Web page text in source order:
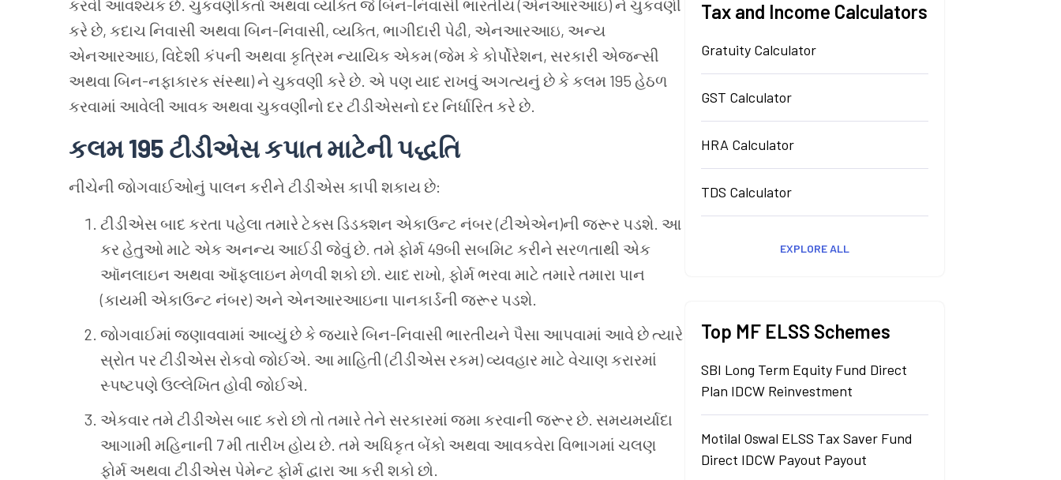
કરવી આવશ્યક છે. ચુકવણીકર્તા અથવા વ્યક્તિજે બિન-નિવાસી ભારતીય (એનઆરઆઇ) ને ચુકવણી
કરે છે, કદાચ નિવાસી અથવા બિન-નિવાસી, વ્યક્તિ, ભાગીદારી પેઢી, એનઆરઆઇ, અન્ય
એનઆરઆઇ, વિદેશી કંપની અથવા કૃત્રિમન્યાયિક એકમ (જેમકેકોર્પોરેશન, સરકારી એજન્સી
અથવા બિન-નફાકારક સંસ્થા) ને ચુકવણી કરે છે. એ પણયાદ રાખવું અગત્યનું છેકેકલમ 195 હેઠળ
કરવામાં આવેલી આવક અથવા ચુકવણીનો દરટીડીએસનો દર નિર્ધારિતકરે છે.
કલમ 195 ટીડીએસકપાતમાટેનીપદ્ધતિ
નીચેની જોગવાઈઓનું પાલન કરીને ટીડીએસકાપી શકાય છે:
ટીડીએસબાદકરતા પહેલા તમારેટેક્સ ડિડક્શન એકાઉન્ટ નંબર (ટીએએન)ની જરૂર પડશે. આ
કરહેતુઓમાટે એક અનન્ય આઈડી જેવું છે. તમેફોર્મ 49બી સબમિટ કરીને સરળતાથી એક
ઑનલાઇન અથવા ઑફલાઇન મેળવી શકો છો. યાદ રાખો, ફોર્મભરવા માટે તમારેતમારા પાન
(કાયમી એકાઉન્ટ નંબર) અને એનઆરઆઇના પાનકાર્ડની જરૂર પડશે.
જોગવાઈમાં જણાવવામાં આવ્યું છેકેજ્યારે બિન-નિવાસી ભારતીયને પૈસા આપવામાં આવે છેત્યારે
સ્રોત પરટીડીએસ રોકવો જોઈએ. આમાહિતી (ટીડીએસ રકમ) વ્યવહારમાટે વેચાણકરારમાં
સ્પષ્ટપણેઉલ્લેખિતહોવી જોઈએ.
એકવારતમેટીડીએસબાદકરો છો તો તમારેતેને સરકારમાં જમા કરવાની જરૂર છે. સમયમર્યાદા
આગામી મહિનાની 7 મી તારીખહોય છે. તમે અધિકૃતબેંકો અથવા આવકવેરા વિભાગમાં ચલણ
ફોર્મ અથવા ટીડીએસ પેમેન્ટ ફોર્મદ્વારા આકરી શકો છો.
Tax and Income Calculators
Gratuity Calculator
GST Calculator
HRA Calculator
TDS Calculator
EXPLORE ALL
Top MF ELSS Schemes
SBI Long Term Equity Fund Direct
Plan IDCW Reinvestment
Motilal Oswal ELSS Tax Saver Fund
Direct IDCW Payout Payout